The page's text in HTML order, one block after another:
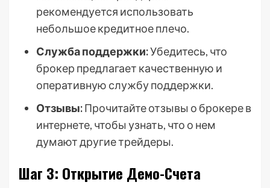
рекомендуется использовать
небольшое кредитное плечо.
Служба поддержки:Убедитесь, что
брокер предлагает качественную и
оперативную службу поддержки.
Отзывы:Прочитайте отзывы о брокере в
интернете, чтобы узнать, что о нем
думают другие трейдеры.
Шаг 3: Открытие Демо-Счета